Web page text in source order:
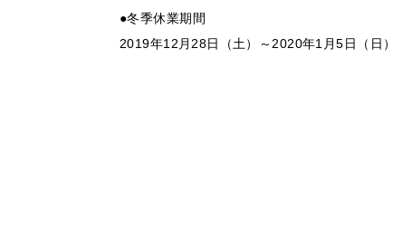
●冬季休業期間
2019年12月28日（土）～2020年1月5日（日）